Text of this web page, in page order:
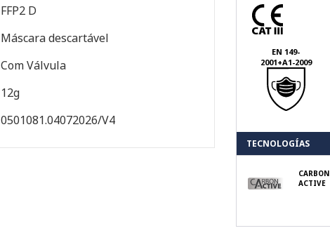
FFP2 D
Máscara descartável
Com Válvula
12g
0501081.04072026/V4
EN 149-
2001+A1-2009
TECNOLOGÍAS
CARBON
ACTIVE